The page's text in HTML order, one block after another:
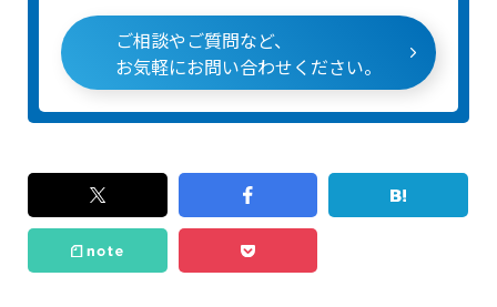
ご相談やご質問など、
お気軽にお問い合わせください。